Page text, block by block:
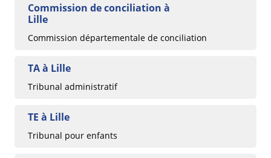
Commission de conciliation à
Lille
Commission départementale de conciliation
TA à Lille
Tribunal administratif
TE à Lille
Tribunal pour enfants